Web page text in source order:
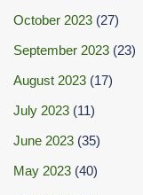
October 2023 (27)
September 2023 (23)
August 2023 (17)
July 2023 (11)
June 2023 (35)
May 2023 (40)